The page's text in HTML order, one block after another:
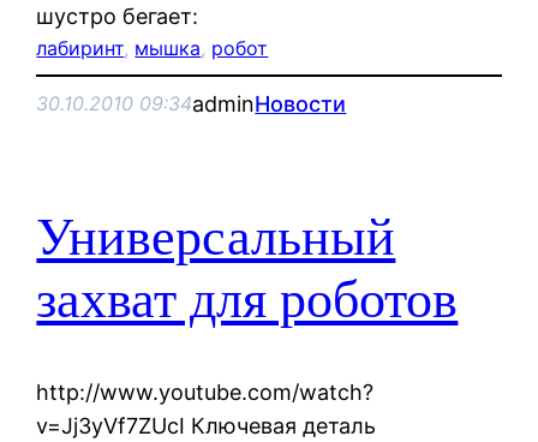
шустро бегает:
лабиринт, мышка, робот
30.10.2010 09:34adminНовости
Универсальный
захват для роботов
http://www.youtube.com/watch?
v=Jj3yVf7ZUcI Ключевая деталь